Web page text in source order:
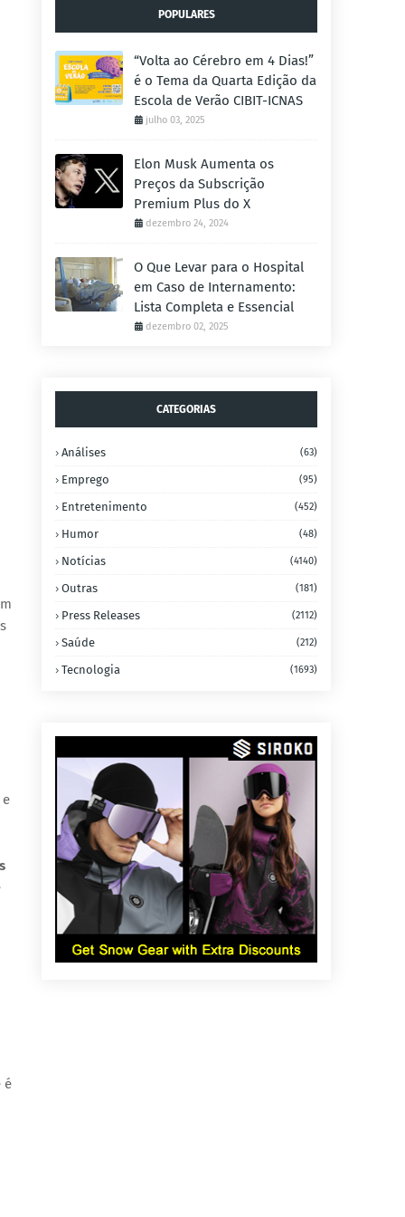
é
POPULARES
“Volta ao Cérebro em 4 Dias!”
é o Tema da Quarta Edição da
Escola de Verão CIBIT-ICNAS
julho 03, 2025
Elon Musk Aumenta os
Preços da Subscrição
Premium Plus do X
dezembro 24, 2024
O Que Levar para o Hospital
em Caso de Internamento:
Lista Completa e Essencial
dezembro 02, 2025
CATEGORIAS
Análises (63)
Emprego (95)
Entretenimento (452)
Humor (48)
Notícias (4140)
Outras (181)
Press Releases (2112)
Saúde (212)
Tecnologia (1693)